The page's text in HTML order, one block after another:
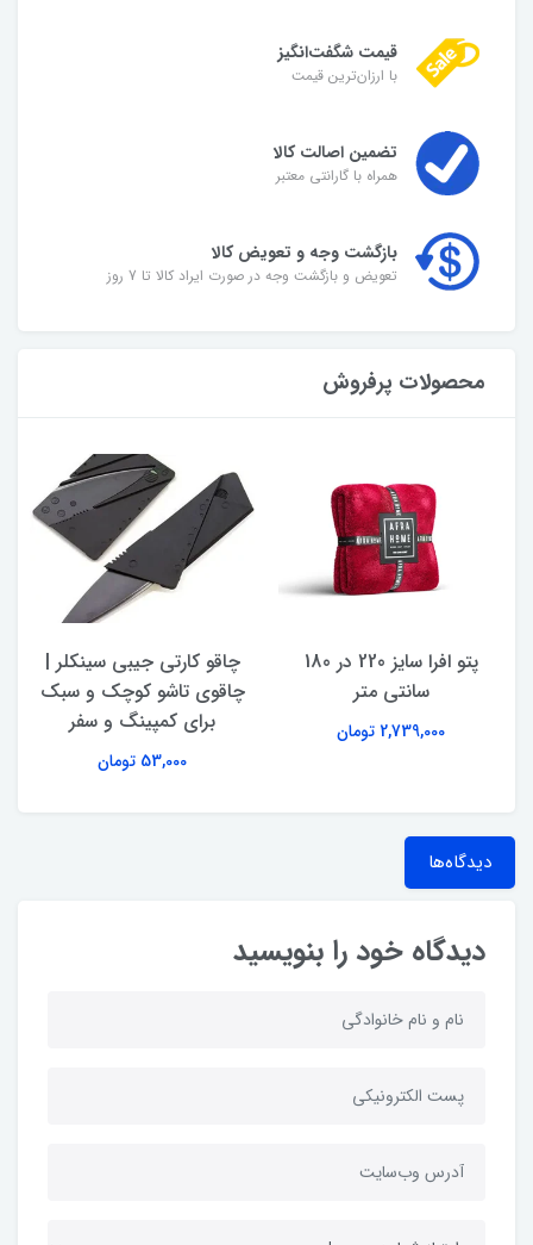
قیمت شگفت‌انگیز
با ارزان‌ترین قیمت
تضمین اصالت کالا
همراه با گارانتی معتبر
بازگشت وجه و تعویض کالا
تعویض و بازگشت وجه در صورت ایراد کالا تا 7 روز
محصولات پرفروش
پتو افرا سایز 220 در 180
سانتی متر
2,739,000 تومان
چاقو کارتی جیبی سینکلر |
چاقوی تاشو کوچک و سبک
برای کمپینگ و سفر
53,000 تومان
دیدگاه‌ها
دیدگاه خود را بنویسید